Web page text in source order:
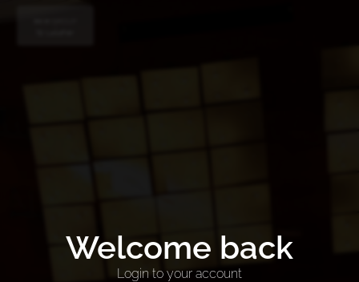
Welcome back
Login to your account